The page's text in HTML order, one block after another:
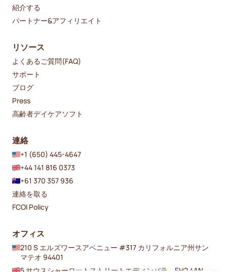
紹介する
パートナー&アフィリエイト
リソース
よくあるご質問(FAQ)
サポート
ブログ
Press
高齢者デイケアソフト
連絡
+1 (650) 445-4647
+44 141 816 0373
+61 370 357 936
連絡を取る
FCOI Policy
オフィス
210 S エルズワースアベニュー #317 カリフォルニア州サン
マテオ 94401